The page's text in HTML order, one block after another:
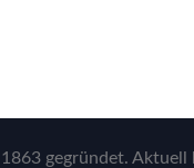
gegründet.